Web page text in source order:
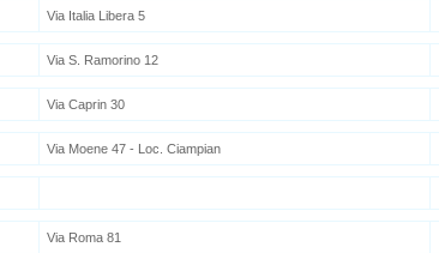
Via Italia Libera 5
Via S. Ramorino 12
Via Caprin 30
Via Moene 47 - Loc. Ciampian
Via Roma 81